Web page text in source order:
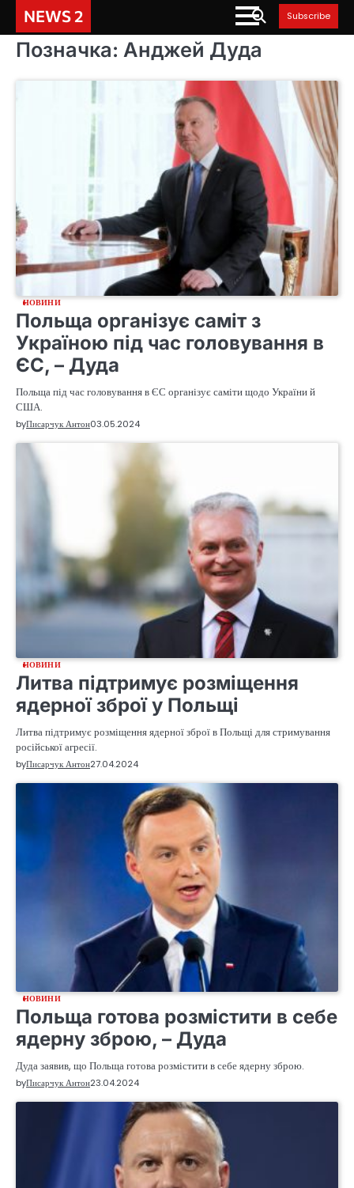
content
NEWS 2 Subscribe
Позначка: Анджей Дуда
НОВИНИ
Польща організує саміт з
Україною під час головування в
ЄС, – Дуда
Польща під час головування в ЄС організує саміти щодо України й
США.
byПисарчук Антон03.05.2024
НОВИНИ
Литва підтримує розміщення
ядерної зброї у Польщі
Литва підтримує розміщення ядерної зброї в Польщі для стримування
російської агресії.
byПисарчук Антон27.04.2024
НОВИНИ
Польща готова розмістити в себе
ядерну зброю, – Дуда
Дуда заявив, що Польща готова розмістити в себе ядерну зброю.
byПисарчук Антон23.04.2024